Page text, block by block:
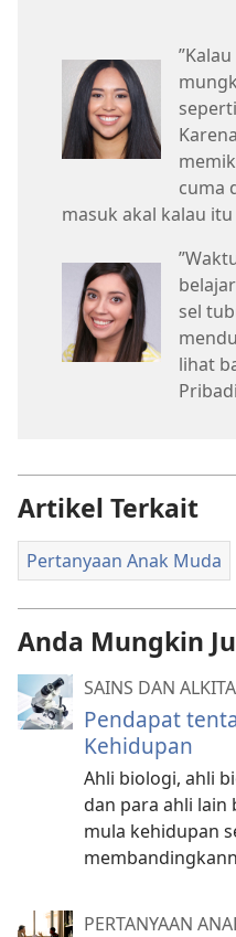
cuma
masuk akal kalau
sel
lihat
Artikel Terkait
Pertanyaan Anak Muda
Anda Mungkin
SAINS DAN
Pendapat
Kehidupan
Ahli biologi, ahli
dan para ahli
mula kehidupan
PERTANYAAN